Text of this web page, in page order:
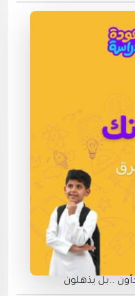
..بل يذهلون